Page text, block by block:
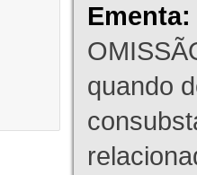
Ementa:
quando